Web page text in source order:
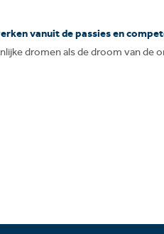
vanuit de passies en
dromen als de droom van de